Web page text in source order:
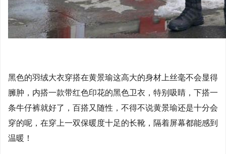
黑色的羽绒大衣穿搭在黄景瑜这高大的身材上丝毫不会显得
臃肿，内搭一款带红色印花的黑色卫衣，特别吸睛，下搭一
条牛仔裤就好了，百搭又随性，不得不说黄景瑜还是十分会
穿的呢，在穿上一双保暖度十足的长靴，隔着屏幕都能感到
温暖！